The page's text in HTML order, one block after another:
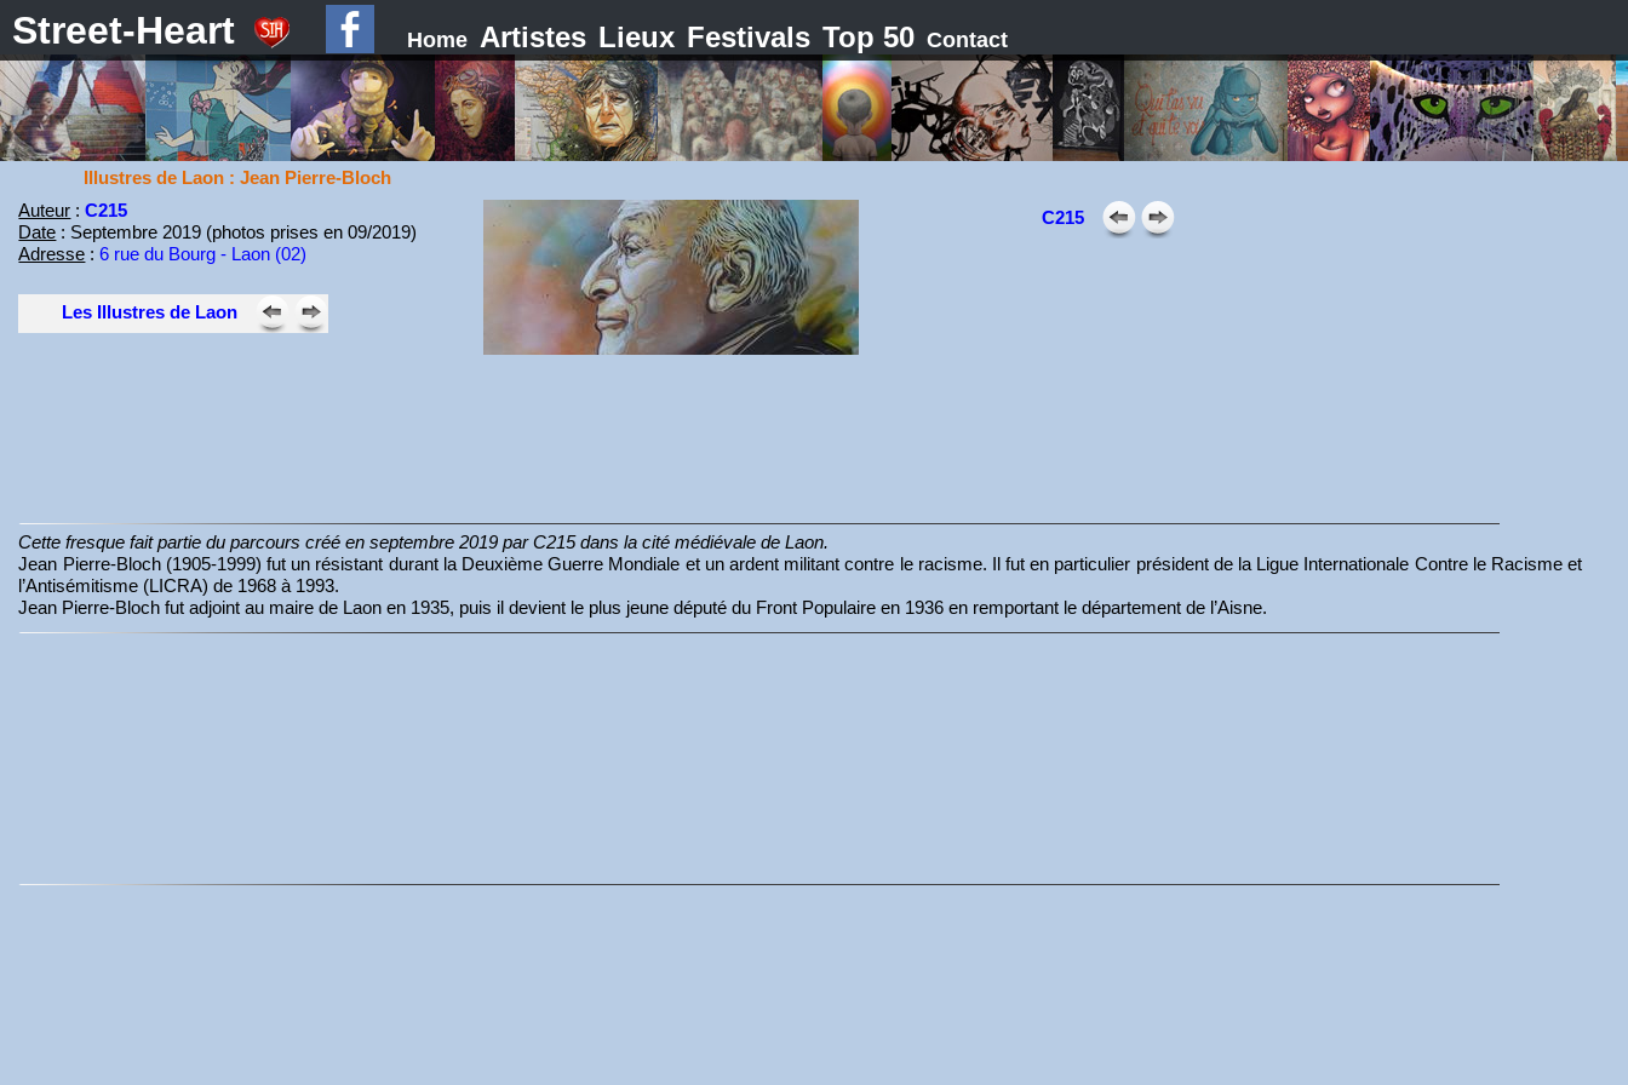
Street-Heart Home Artistes Lieux Festivals Top 50 Contact
Illustres de Laon : Jean Pierre-Bloch
Auteur :C215
Date : Septembre 2019 (photos prises en 09/2019)
Adresse :6 rue du Bourg - Laon (02)
Les Illustres de Laon
C215
Cette fresque fait partie du parcours créé en septembre 2019 par C215 dans la cité médiévale de Laon.
Jean Pierre-Bloch (1905-1999) fut un résistant durant la Deuxième Guerre Mondiale et un ardent militant contre le racisme. Il fut en particulier président de la Ligue Internationale Contre le Racisme et
l’Antisémitisme (LICRA) de 1968 à 1993.
Jean Pierre-Bloch fut adjoint au maire de Laon en 1935, puis il devient le plus jeune député du Front Populaire en 1936 en remportant le département de l’Aisne.